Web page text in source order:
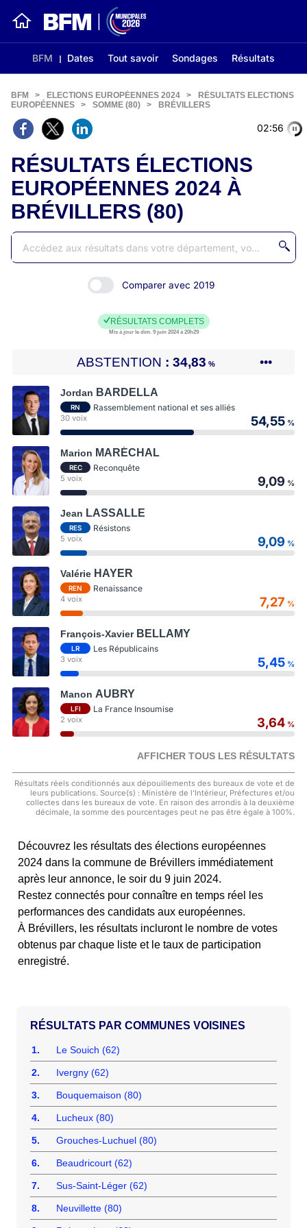
BFM Dates Tout savoir Sondages Résultats
02:55
BFM > ELECTIONS EUROPÉENNES 2024 >
RÉSULTATS ELECTIONS
EUROPÉENNES
> SOMME (80) > BRÉVILLERS
RÉSULTATS ÉLECTIONS
EUROPÉENNES 2024 À
BRÉVILLERS (80)
Comparer avec 2019
RÉSULTATS COMPLETS
Mis à jour le dim. 9 juin 2024 à 20h29
ABSTENTION 34,83 % •••
Jordan BARDELLA
RN Rassemblement national et ses alliés
30 voix 54,55 %
Marion MARÉCHAL
REC Reconquête
5 voix 9,09 %
Jean LASSALLE
RES Résistons
5 voix 9,09 %
Valérie HAYER
REN Renaissance
4 voix 7,27 %
François-Xavier BELLAMY
LR Les Républicains
3 voix 5,45 %
Manon AUBRY
LFI La France Insoumise
2 voix 3,64 %
AFFICHER TOUS LES RÉSULTATS
Résultats réels conditionnés aux dépouillements des bureaux de vote et de
leurs publications. Source(s) : Ministère de l'Intérieur, Préfectures et/ou
collectes dans les bureaux de vote. En raison des arrondis à la deuxième
décimale, la somme des pourcentages peut ne pas être égale à 100%.
Découvrez les résultats des élections européennes
2024 dans la commune de Brévillers immédiatement
après leur annonce, le soir du 9 juin 2024.
Restez connectés pour connaître en temps réel les
performances des candidats aux européennes.
À Brévillers, les résultats incluront le nombre de votes
obtenus par chaque liste et le taux de participation
enregistré.
COMMUNES VOISINES
1. Le Souich (62)
2. Ivergny (62)
3. Bouquemaison (80)
4. Lucheux (80)
5. Grouches-Luchuel (80)
6. Beaudricourt (62)
7. Sus-Saint-Léger (62)
8. Neuvillette (80)